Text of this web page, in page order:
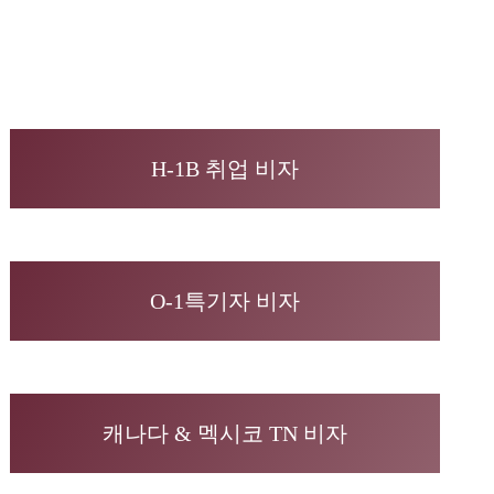
H-1B 취업 비자
O-1특기자 비자
캐나다 & 멕시코 TN 비자